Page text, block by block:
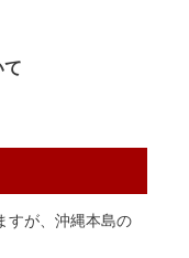
て
すが、沖縄本島の